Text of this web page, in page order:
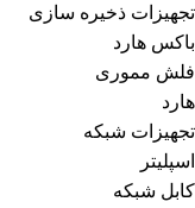
تجهیزات ذخیره سازی
باکس هارد
فلش مموری
هارد
تجهیزات شبکه
اسپلیتر
کابل شبکه